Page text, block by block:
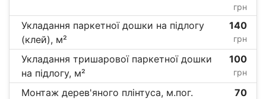
грн
Укладання паркетної дошки на підлогу
(клей), м²
140
грн
Укладання тришарової паркетної дошки
на підлогу, м²
100
грн
Монтаж дерев'яного плінтуса, м.пог. 70